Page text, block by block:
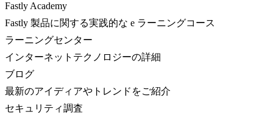
Fastly Academy
Fastly 製品に関する実践的な e ラーニングコース
ラーニングセンター
インターネットテクノロジーの詳細
ブログ
最新のアイディアやトレンドをご紹介
セキュリティ調査